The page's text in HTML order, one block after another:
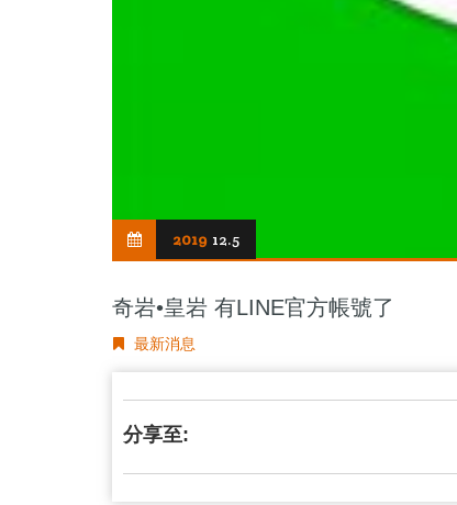
奇岩•皇岩 有LINE官方帳號了
2019 12.5
最新消息
分享至: